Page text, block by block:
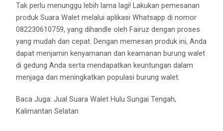
Tak perlu menunggu lebih lama lagi! Lakukan pemesanan
produk Suara Walet melalui aplikasi Whatsapp di nomor
082230610759, yang dihandle oleh Fairuz dengan proses
yang mudah dan cepat. Dengan memesan produk ini, Anda
dapat menjamin kenyamanan dan keamanan burung walet
di gedung Anda serta mendapatkan keuntungan dalam
menjaga dan meningkatkan populasi burung walet.
Baca Juga:Jual Suara Walet Hulu Sungai Tengah,
Kalimantan Selatan